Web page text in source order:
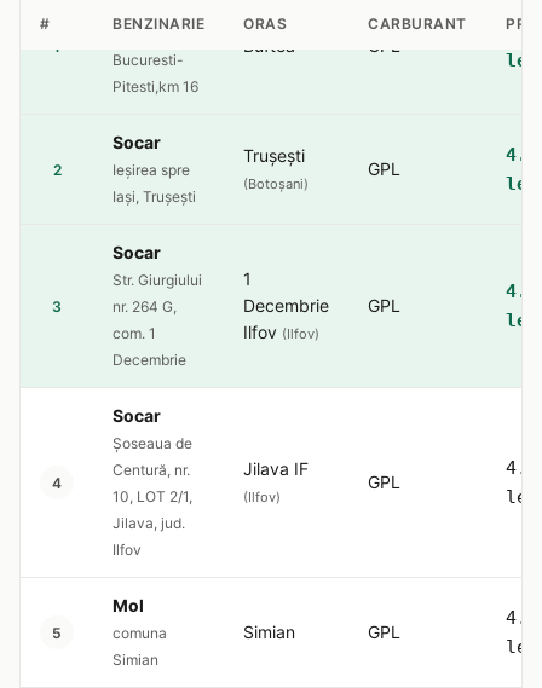
# BENZINARIE ORAS CARBURANT
1
sos.
Bucuresti-
Pitesti,km 16
Buftea GPL
2
Socar
Ieșirea spre
Iași, Trușești
Trușești
(Botoșani)
GPL
3
Socar
Str. Giurgiului
nr. 264 G,
com. 1
Decembrie
1
Decembrie
Ilfov (Ilfov)
GPL
4
Socar
Șoseaua de
Centură, nr.
10, LOT 2/1,
Jilava, jud.
Ilfov
Jilava IF
(Ilfov)
GPL
5
Mol
comuna
Simian
Simian GPL